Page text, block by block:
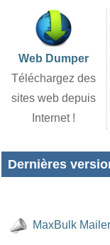
Web Dumper
Téléchargez des
sites web depuis
Internet !
Dernières
MaxBulk